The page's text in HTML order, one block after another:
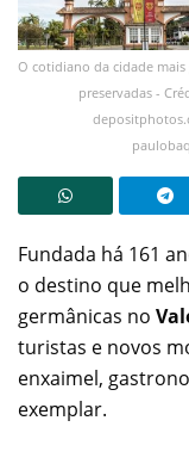
O cotidiano da cidade
preservadas -
Fundada há 161
o destino que
germânicas no
turistas e novos
enxaimel,
exemplar.